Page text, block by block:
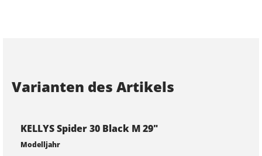
Varianten des Artikels
KELLYS Spider 30 Black M 29"
Modelljahr